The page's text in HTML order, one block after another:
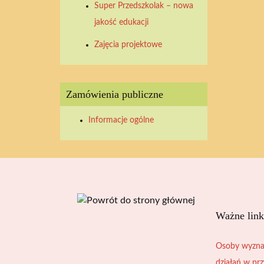
20262026 2026202620262026
Super Przedszkolak – nowa
jakość edukacji
Zajęcia projektowe
Zamówienia publiczne
Informacje ogólne
Ważne
Osoby